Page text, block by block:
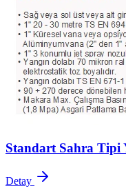
Standart Sahra Tipi
Detay